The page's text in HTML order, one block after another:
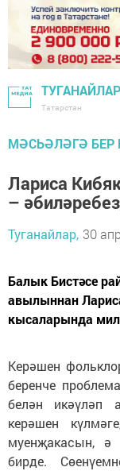
ТУГАНАЙЛАР
Татарстан
МӘСЬӘЛӘГӘ БЕР
Лариса
–
Туганайлар, 30
Балык Бистәсе
авылыннан
кысаларында
Керәшен
беренче
белән
керәшен
муенҗакасын, ә
бирде.